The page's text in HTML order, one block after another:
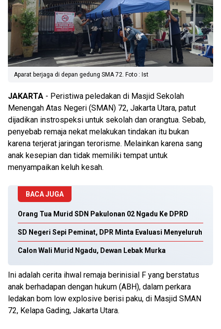
Aparat berjaga di depan gedung SMA 72. Foto : Ist
JAKARTA - Peristiwa peledakan di Masjid Sekolah
Menengah Atas Negeri (SMAN) 72, Jakarta Utara, patut
dijadikan instrospeksi untuk sekolah dan orangtua. Sebab,
penyebab remaja nekat melakukan tindakan itu bukan
karena terjerat jaringan terorisme. Melainkan karena sang
anak kesepian dan tidak memiliki tempat untuk
menyampaikan keluh kesah.
BACA JUGA
Orang Tua Murid SDN Pakulonan 02 Ngadu Ke DPRD
SD Negeri Sepi Peminat, DPR Minta Evaluasi Menyeluruh
Calon Wali Murid Ngadu, Dewan Lebak Murka
Ini adalah cerita ihwal remaja berinisial F yang berstatus
anak berhadapan dengan hukum (ABH), dalam perkara
ledakan bom low explosive berisi paku, di Masjid SMAN
72, Kelapa Gading, Jakarta Utara.